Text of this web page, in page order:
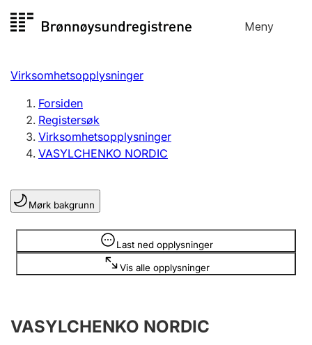
til
Meny
Registersøk
Aksjeselskap
Enkeltpersonforetak
Registrere, endre, slette
Lag og forening
Registrere, endre, slette
Årsregnskap
Virksomhetsopplysninger
Forsiden
Registersøk
Virksomhetsopplysninger
VASYLCHENKO NORDIC
Mørk bakgrunn
Last ned opplysninger
Vis alle opplysninger
Opplysninger er skjult
VASYLCHENKO NORDIC